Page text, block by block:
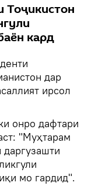
Тоҷикистон
кард
дар
ирсол
онро дафтари
"Муҳтарам
даргузашти
мо гардид".